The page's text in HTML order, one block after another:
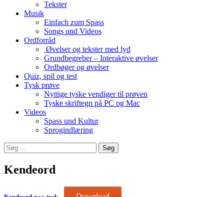
Tekster
Musik
Einfach zum Spass
Songs und Videos
Ordforråd
Øvelser og tekster med lyd
Grundbegreber – Interaktive øvelser
Ordbøger og øvelser
Quiz, spil og test
Tysk prøve
Nyttige tyske vendiger til prøven
Tyske skriftegn på PC og Mac
Videos
Spass und Kultur
Sprogindlæring
Søg
efter:
Kendeord